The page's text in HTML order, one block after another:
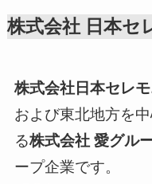
株式会社 日本セ
株式会社日本セレモ
および東北地方を
る株式会社 愛グル
ープ企業です。